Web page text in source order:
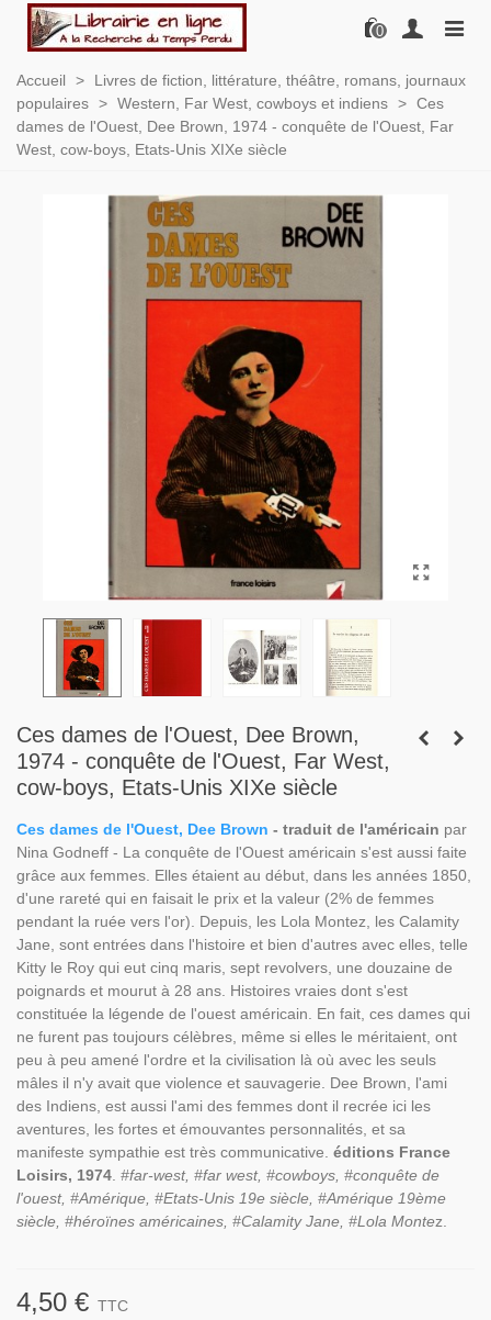
0
Accueil >
Livres de fiction, littérature, théâtre, romans, journaux
populaires > Western, Far West, cowboys et indiens > Ces
dames de l'Ouest, Dee Brown, 1974 - conquête de l'Ouest, Far
West, cow-boys, Etats-Unis XIXe siècle
Ces dames de l'Ouest, Dee Brown,
1974 - conquête de l'Ouest, Far West,
cow-boys, Etats-Unis XIXe siècle
Ces dames de l'Ouest, Dee Brown - traduit de l'américain par
Nina Godneff - La conquête de l'Ouest américain s'est aussi faite
grâce aux femmes. Elles étaient au début, dans les années 1850,
d'une rareté qui en faisait le prix et la valeur (2% de femmes
pendant la ruée vers l'or). Depuis, les Lola Montez, les Calamity
Jane, sont entrées dans l'histoire et bien d'autres avec elles, telle
Kitty le Roy qui eut cinq maris, sept revolvers, une douzaine de
poignards et mourut à 28 ans. Histoires vraies dont s'est
constituée la légende de l'ouest américain. En fait, ces dames qui
ne furent pas toujours célèbres, même si elles le méritaient, ont
peu à peu amené l'ordre et la civilisation là où avec les seuls
mâles il n'y avait que violence et sauvagerie. Dee Brown, l'ami
des Indiens, est aussi l'ami des femmes dont il recrée ici les
aventures, les fortes et émouvantes personnalités, et sa
manifeste sympathie est très communicative. éditions France
Loisirs, 1974 #far-west, #far west, #cowboys, #conquête de
l'ouest, #Amérique, #Etats-Unis 19e siècle, #Amérique 19ème
siècle, #héroïnes américaines, #Calamity Jane, #Lola Montez.
4,50 € TTC